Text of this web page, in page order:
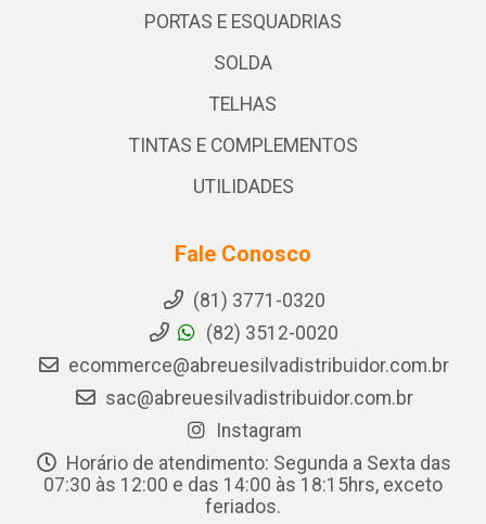
PORTAS E ESQUADRIAS
SOLDA
TELHAS
TINTAS E COMPLEMENTOS
UTILIDADES
Fale Conosco
(81) 3771-0320
(82) 3512-0020
ecommerce@abreuesilvadistribuidor.com.br
sac@abreuesilvadistribuidor.com.br
Instagram
Horário de atendimento: Segunda a Sexta das
07:30 às 12:00 e das 14:00 às 18:15hrs, exceto
feriados.